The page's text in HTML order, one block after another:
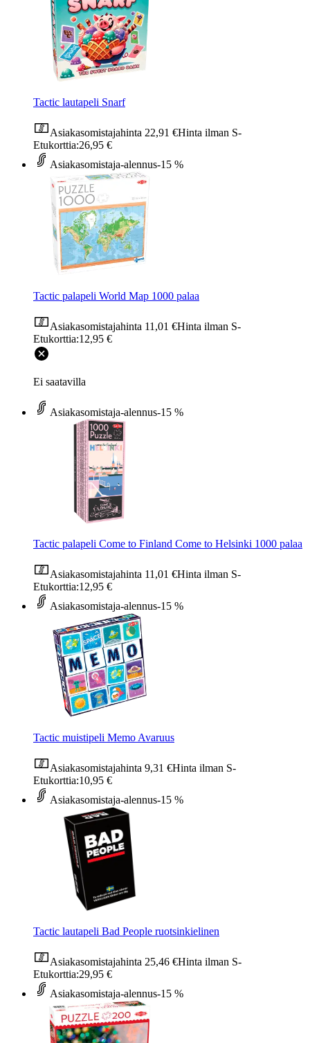
Tactic lautapeli Snarf
Asiakasomistajahinta 22,91 €Hinta ilman S-
Etukorttia:26,95 €
Asiakasomistaja-alennus-15 %
Tactic palapeli World Map 1000 palaa
Asiakasomistajahinta 11,01 €Hinta ilman S-
Etukorttia:12,95 €
Ei saatavilla
Asiakasomistaja-alennus-15 %
Tactic palapeli Come to Finland Come to Helsinki 1000 palaa
Asiakasomistajahinta 11,01 €Hinta ilman S-
Etukorttia:12,95 €
Asiakasomistaja-alennus-15 %
Tactic muistipeli Memo Avaruus
Asiakasomistajahinta 9,31 €Hinta ilman S-
Etukorttia:10,95 €
Asiakasomistaja-alennus-15 %
Tactic lautapeli Bad People ruotsinkielinen
Asiakasomistajahinta 25,46 €Hinta ilman S-
Etukorttia:29,95 €
Asiakasomistaja-alennus-15 %